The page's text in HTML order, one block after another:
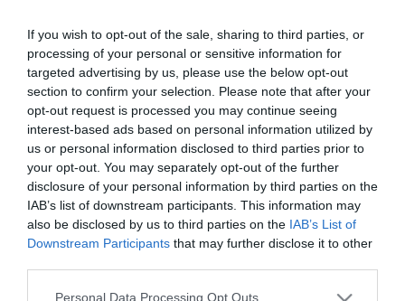
If you wish to opt-out of the sale, sharing to third parties, or
processing of your personal or sensitive information for
targeted advertising by us, please use the below opt-out
section to confirm your selection. Please note that after your
opt-out request is processed you may continue seeing
interest-based ads based on personal information utilized by
us or personal information disclosed to third parties prior to
your opt-out. You may separately opt-out of the further
disclosure of your personal information by third parties on the
IAB’s list of downstream participants. This information may
also be disclosed by us to third parties on the IAB’s List of
Downstream Participants that may further disclose it to other
Please note that this website/app uses one or more Google
Personal Data Processing Opt Outs
TOVÁBBI CIKKEK
HETI BÖLCSESSÉG
"Az ember, aki a tengert nézi, szerelemtől